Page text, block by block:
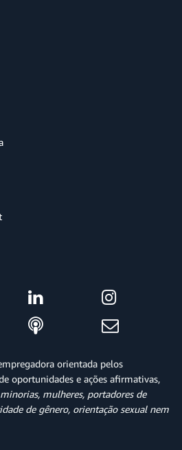
orientada pelos
oportunidades e ações afirmativas,
minorias, mulheres, portadores de
de gênero, orientação sexual nem